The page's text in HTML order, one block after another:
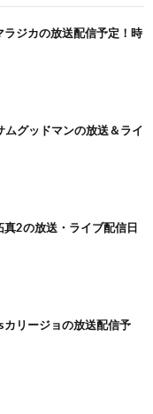
ラジカの放送配信予定！時
グッドマンの放送＆ライ
真2の放送・ライブ配信日
カリージョの放送配信予